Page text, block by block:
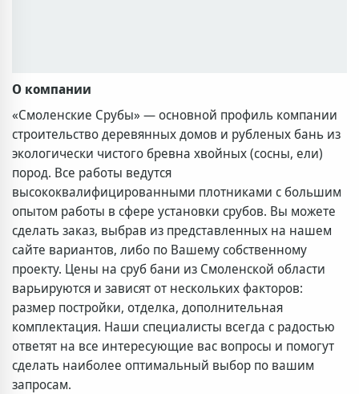
О компании
«Смоленские Срубы» — основной профиль компании
строительство деревянных домов и рубленых бань из
экологически чистого бревна хвойных (сосны, ели)
пород. Все работы ведутся
высококвалифицированными плотниками с большим
опытом работы в сфере установки срубов. Вы можете
сделать заказ, выбрав из представленных на нашем
сайте вариантов, либо по Вашему собственному
проекту. Цены на сруб бани из Смоленской области
варьируются и зависят от нескольких факторов:
размер постройки, отделка, дополнительная
комплектация. Наши специалисты всегда с радостью
ответят на все интересующие вас вопросы и помогут
сделать наиболее оптимальный выбор по вашим
запросам.